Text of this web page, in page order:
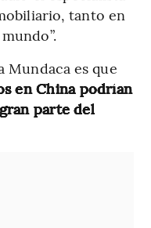
tanto en
Mundaca es que
en China podrían
parte del